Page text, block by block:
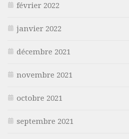
février 2022
janvier 2022
décembre 2021
novembre 2021
octobre 2021
septembre 2021